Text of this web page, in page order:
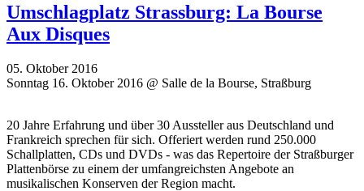
Umschlagplatz Strassburg: La Bourse
Aux Disques
05. Oktober 2016
Sonntag 16. Oktober 2016 @ Salle de la Bourse, Straßburg
20 Jahre Erfahrung und über 30 Aussteller aus Deutschland und
Frankreich sprechen für sich. Offeriert werden rund 250.000
Schallplatten, CDs und DVDs - was das Repertoire der Straßburger
Plattenbörse zu einem der umfangreichsten Angebote an
musikalischen Konserven der Region macht.